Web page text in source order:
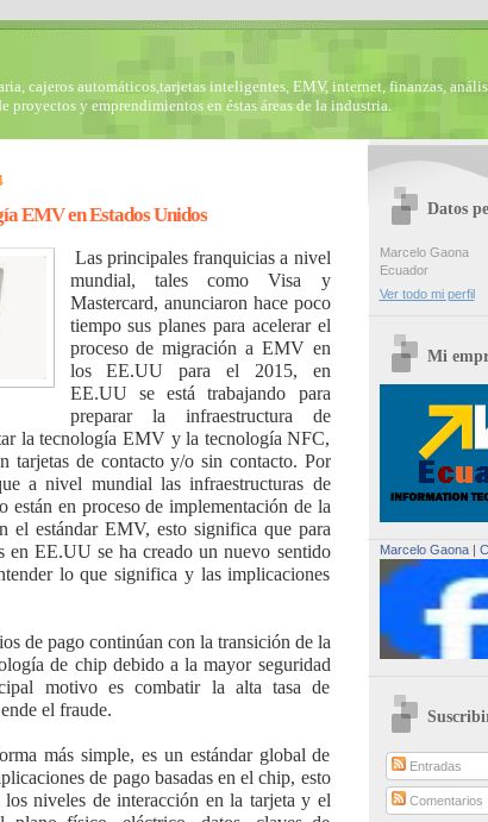
cajeros automáticos,tarjetas inteligentes, EMV, internet, finanzas,
proyectos y emprendimientos en éstas áreas de la industria.
EMV en Estados Unidos
Las principales franquicias a nivel
mundial, tales como Visa y
Mastercard, anunciaron hace poco
tiempo sus planes para acelerar el
proceso de migración a EMV en
los EE.UU para el 2015, en
EE.UU se está trabajando para
preparar la infraestructura de
la tecnología EMV y la tecnología NFC,
tarjetas de contacto y/o sin contacto. Por
a nivel mundial las infraestructuras de
están en proceso de implementación de la
el estándar EMV, esto significa que para
en EE.UU se ha creado un nuevo sentido
lo que significa y las implicaciones
de pago continúan con la transición de la
de chip debido a la mayor seguridad
motivo es combatir la alta tasa de
el fraude.
más simple, es un estándar global de
de pago basadas en el chip, esto
niveles de interacción en la tarjeta y el
Datos
Marcelo Gaona
Ecuador
Ver todo mi perfil
Mi
Marcelo Gaona|
Entradas
Comentarios